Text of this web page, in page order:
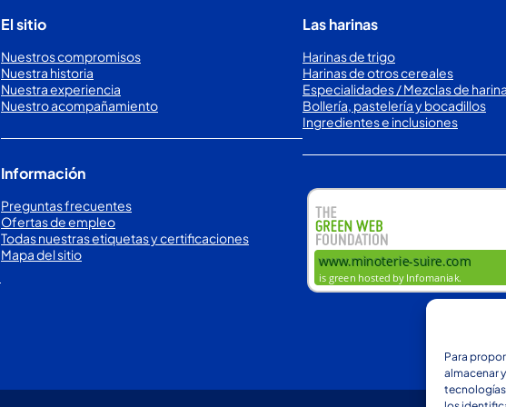
Para
almacenar
El sitio
Nuestros compromisos
Nuestra historia
Nuestra experiencia
Nuestro acompañamiento
Información
Preguntas frecuentes
Ofertas de empleo
Todas nuestras etiquetas y certificaciones
Mapa del sitio
Las harinas
Harinas de trigo
Harinas de otros cereales
Especialidades / Mezclas de
Bollería, pastelería y bocadillos
Ingredientes e inclusiones